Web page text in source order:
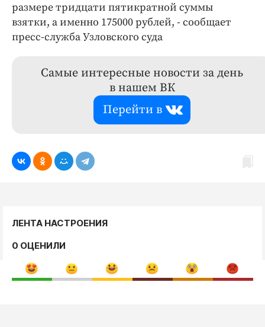
размере тридцати пятикратной суммы
взятки, а именно 175000 рублей, - сообщает
пресс-служба Узловского суда
Самые интересные новости за день
в нашем ВК
Перейти в
ЛЕНТА НАСТРОЕНИЯ
0 ОЦЕНИЛИ